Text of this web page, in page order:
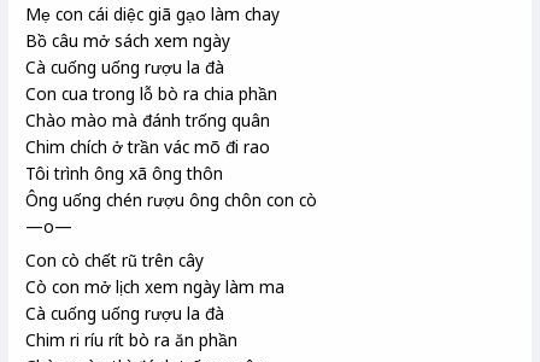
Mẹ con cái diệc giã gạo làm chay
Bồ câu mở sách xem ngày
Cà cuống uống rượu la đà
Con cua trong lỗ bò ra chia phần
Chào mào mà đánh trống quân
Chim chích ở trần vác mõ đi rao
Tôi trình ông xã ông thôn
Ông uống chén rượu ông chôn con cò
—o—
Con cò chết rũ trên cây
Cò con mở lịch xem ngày làm ma
Cà cuống uống rượu la đà
Chim ri ríu rít bò ra ăn phần